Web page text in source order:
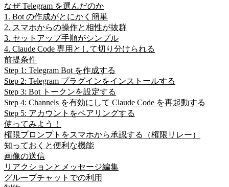
なぜ Telegram を選んだのか
1. Bot の作成がとにかく簡単
2. スマホからの操作と相性が抜群
3. セットアップ手順がシンプル
4. Claude Code 専用として切り分けられる
前提条件
Step 1: Telegram Bot を作成する
Step 2: Telegram プラグインをインストールする
Step 3: Bot トークンを設定する
Step 4: Channels を有効にして Claude Code を再起動する
Step 5: アカウントをペアリングする
使ってみよう！
権限プロンプトをスマホから承認する（権限リレー）
知っておくと便利な機能
画像の送信
リアクションとメッセージ編集
グループチャットでの利用